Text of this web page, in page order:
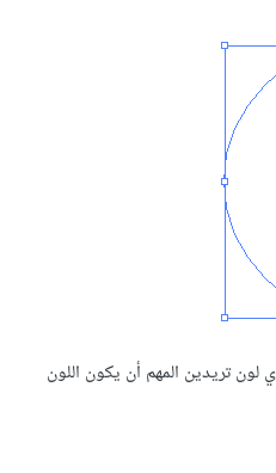
تريدين المهم أن يكون اللون